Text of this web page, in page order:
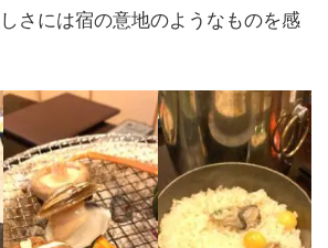
さには宿の意地のようなものを感